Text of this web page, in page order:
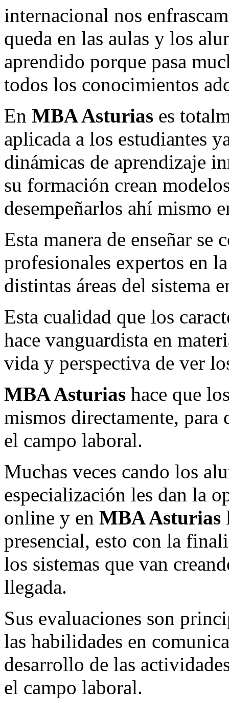
internacional nos
queda en las aulas y los
aprendido porque pasa
todos los conocimientos
En MBA Asturias es
aplicada a los estudiantes
dinámicas de aprendizaje
su formación crean
desempeñarlos ahí mismo
Esta manera de enseñar
profesionales expertos en
distintas áreas del sistema
Esta cualidad que los
hace vanguardista en
vida y perspectiva de ver
MBA Asturias hace que
mismos directamente, para
el campo laboral.
Muchas veces cando los
especialización les dan la
online y en MBA Asturias
presencial, esto con la
los sistemas que van
llegada.
Sus evaluaciones son
las habilidades en
desarrollo de las
el campo laboral.